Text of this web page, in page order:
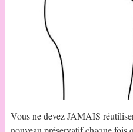
Vous ne devez JAMAIS